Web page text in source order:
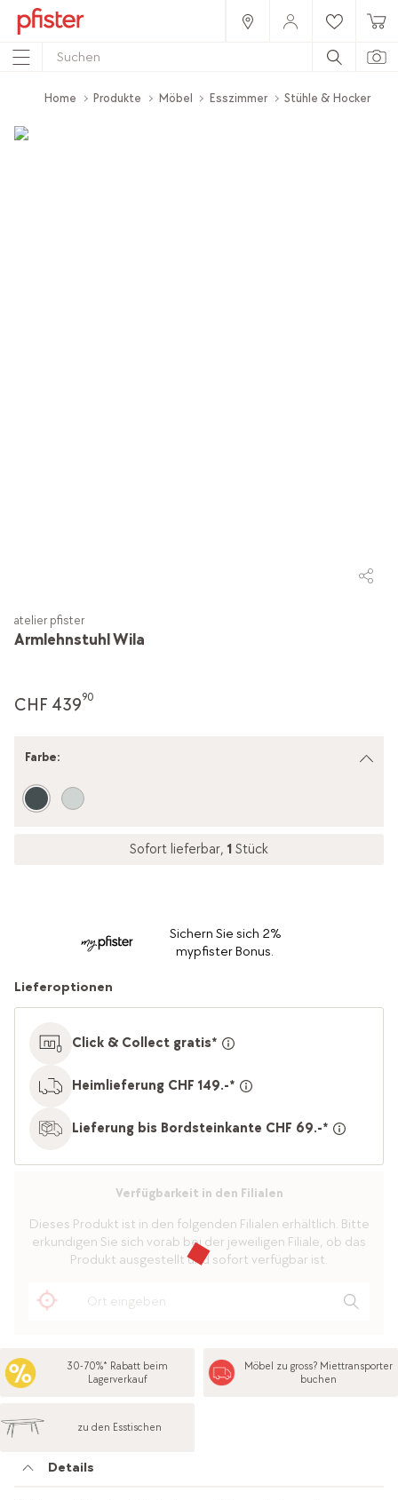
Home Produkte Möbel Esszimmer Stühle & Hocker
Armlehnstuhl Wila
atelier pfister
CHF 43990
Farbe:
Sofort lieferbar,1 Stück
Sichern Sie sich 2%
mypfister Bonus.
Lieferoptionen
Click & Collect gratis*
Heimlieferung CHF 149.-*
Lieferung bis Bordsteinkante CHF 69.-*
Verfügbarkeit in den Filialen
Dieses Produkt ist in den folgenden Filialen erhältlich. Bitte
erkundigen Sie sich vorab bei der jeweiligen Filiale, ob das
Produkt ausgestellt und sofort verfügbar ist.
30-70%* Rabatt beim
Lagerverkauf
Möbel zu gross? Miettransporter
buchen
zu den Esstischen
Details